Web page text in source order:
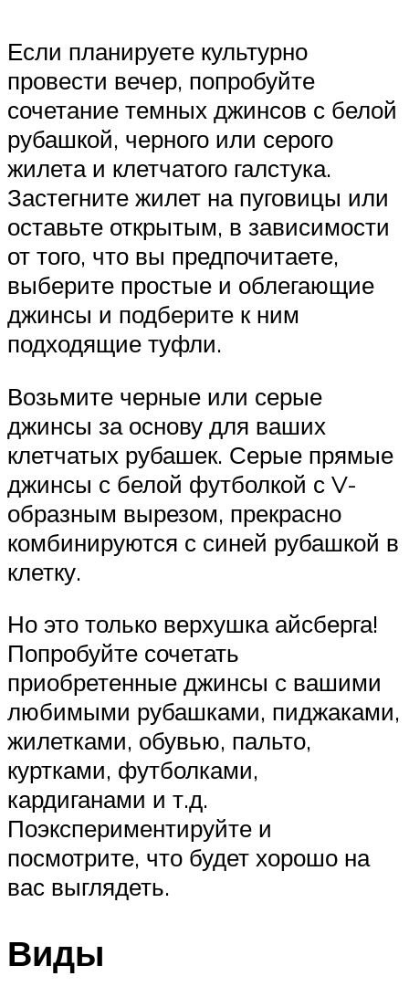
Если планируете культурно
провести вечер, попробуйте
сочетание темных джинсов с белой
рубашкой, черного или серого
жилета и клетчатого галстука.
Застегните жилет на пуговицы или
оставьте открытым, в зависимости
от того, что вы предпочитаете,
выберите простые и облегающие
джинсы и подберите к ним
подходящие туфли.
Возьмите черные или серые
джинсы за основу для ваших
клетчатых рубашек. Серые прямые
джинсы с белой футболкой с V-
образным вырезом, прекрасно
комбинируются с синей рубашкой в
​​клетку.
Но это только верхушка айсберга!
Попробуйте сочетать
приобретенные джинсы с вашими
любимыми рубашками, пиджаками,
жилетками, обувью, пальто,
куртками, футболками,
кардиганами и т.д.
Поэкспериментируйте и
посмотрите, что будет хорошо на
вас выглядеть.
Виды